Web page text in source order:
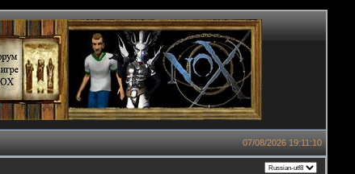
07/08/2026 19:11:10